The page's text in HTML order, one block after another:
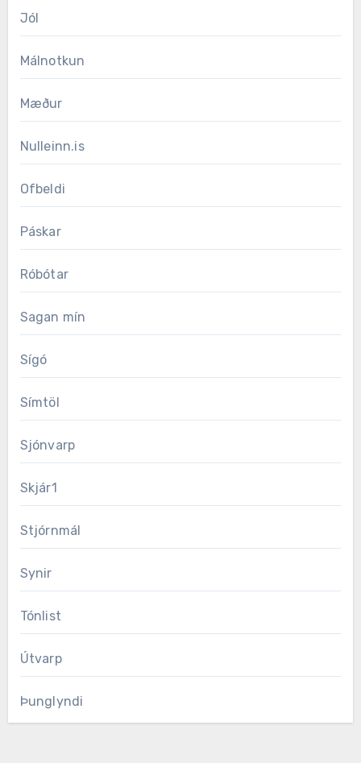
Jól
Málnotkun
Mæður
Nulleinn.is
Ofbeldi
Páskar
Róbótar
Sagan mín
Sígó
Símtöl
Sjónvarp
Skjár1
Stjórnmál
Synir
Tónlist
Útvarp
Þunglyndi